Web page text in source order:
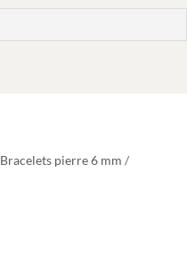
Bracelets pierre 6 mm /